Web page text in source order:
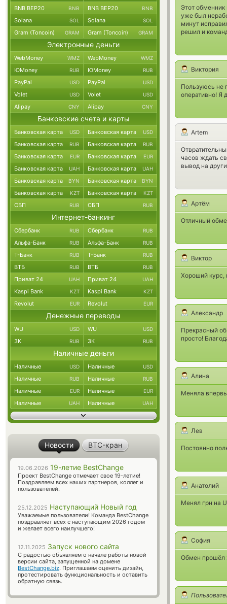
Этот обменник
уже был
минут
решил и
Виктория
Пользуюсь не
оперативно! Я
Artem
часов ждать
вывод на
Артём
Отличный
Виктор
Хороший курс,
Александр
Прекрасный
просто!
Алина
Меняла
Лев
Постоянно
Анатолий
Менял грн на
София
Обмен прошёл
BNB BEP20 BNB BNB BEP20 BNB
Solana SOL Solana SOL
Gram (Toncoin) GRAM Gram (Toncoin) GRAM
Электронные деньги
WebMoney WMZ WebMoney WMZ
ЮMoney RUB ЮMoney RUB
PayPal USD PayPal USD
Volet USD Volet USD
Alipay CNY Alipay CNY
Банковские счета и карты
Банковская карта USD Банковская карта USD
Банковская карта RUB Банковская карта RUB
Банковская карта EUR Банковская карта EUR
Банковская карта UAH Банковская карта UAH
Банковская карта BYN Банковская карта BYN
Банковская карта KZT Банковская карта KZT
СБП RUB СБП RUB
Интернет-банкинг
Сбербанк RUB Сбербанк RUB
Альфа-Банк RUB Альфа-Банк RUB
Т-Банк RUB Т-Банк RUB
ВТБ RUB ВТБ RUB
Приват 24 UAH Приват 24 UAH
Kaspi Bank KZT Kaspi Bank KZT
Revolut EUR Revolut EUR
Денежные переводы
WU USD WU USD
ЗК RUB ЗК RUB
Наличные деньги
Наличные USD Наличные USD
Наличные RUB Наличные RUB
Наличные EUR Наличные EUR
Наличные UAH Наличные UAH
Новости BTC-кран
19.06.2026 19-летие BestChange
Проект BestChange отмечает свое 19-летие!
Поздравляем всех наших партнеров, коллег и
пользователей.
25.12.2025 Наступающий Новый год
Уважаемые пользователи! Команда BestChange
поздравляет всех с наступающим 2026 годом
и желает всего наилучшего!
12.11.2025 Запуск нового сайта
С радостью объявляем о начале работы новой
версии сайта, запущенной на домене
BestChange.biz. Приглашаем оценить дизайн,
протестировать функциональность и оставить
обратную связь.